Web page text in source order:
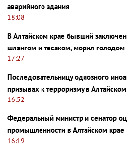
аварийного здания
18:08
В Алтайском крае бывший
шлангом и тесаком, морил голодом
17:27
Последовательницу одиозного
призывах к терроризму в
16:52
Федеральный министр и сенатор
промышленности в Алтайском крае
16:19